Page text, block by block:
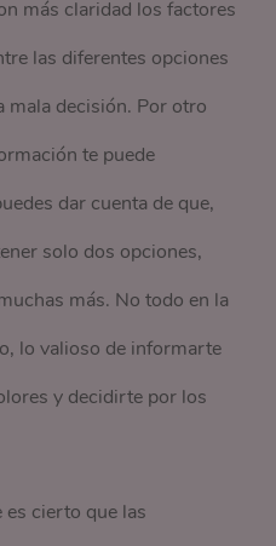
más claridad los factores
las diferentes opciones
mala decisión. Por otro
te puede
dar cuenta de que,
solo dos opciones,
más. No todo en la
lo valioso de informarte
y decidirte por los
es cierto que las